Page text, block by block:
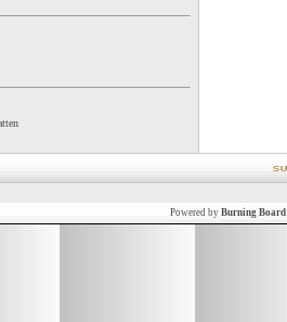
Powered by Burning Board